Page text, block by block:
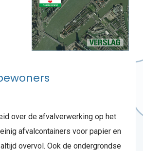
over de afvalverwerking op het
afvalcontainers voor papier en
overvol. Ook de ondergrondse